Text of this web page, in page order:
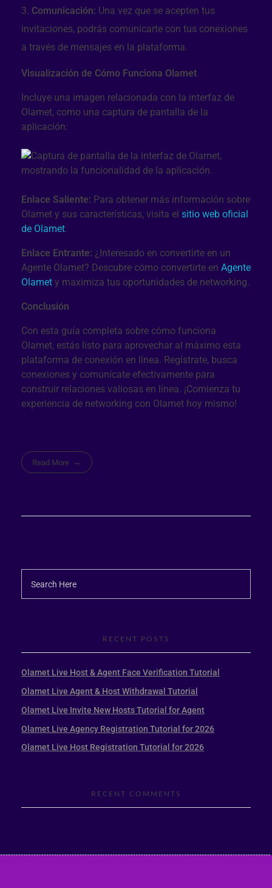
Comunicación: Una vez que se acepten tus
invitaciones, podrás comunicarte con tus conexiones
a través de mensajes en la plataforma.
Visualización de Cómo Funciona Olamet
Incluye una imagen relacionada con la interfaz de
Olamet, como una captura de pantalla de la
aplicación:
Enlace Saliente: Para obtener más información sobre
Olamet y sus características, visita el sitio web oficial
de Olamet.
Enlace Entrante: ¿Interesado en convertirte en un
Agente Olamet? Descubre cómo convertirte en Agente
Olamet y maximiza tus oportunidades de networking.
Conclusión
Con esta guía completa sobre cómo funciona
Olamet, estás listo para aprovechar al máximo esta
plataforma de conexión en línea. Regístrate, busca
conexiones y comunícate efectivamente para
construir relaciones valiosas en línea. ¡Comienza tu
experiencia de networking con Olamet hoy mismo!
Read More
RECENT POSTS
Olamet Live Host & Agent Face Verification Tutorial
Olamet Live Agent & Host Withdrawal Tutorial
Olamet Live Invite New Hosts Tutorial for Agent
Olamet Live Agency Registration Tutorial for 2026
Olamet Live Host Registration Tutorial for 2026
RECENT COMMENTS